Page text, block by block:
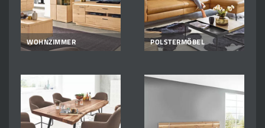
WOHNZIMMER POLSTERMÖBEL